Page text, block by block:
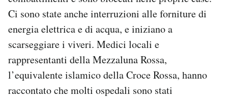
Ci sono state anche interruzioni alle forniture di
energia elettrica e di acqua, e iniziano a
scarseggiare i viveri. Medici locali e
rappresentanti della Mezzaluna Rossa,
l’equivalente islamico della Croce Rossa, hanno
raccontato che molti ospedali sono stati